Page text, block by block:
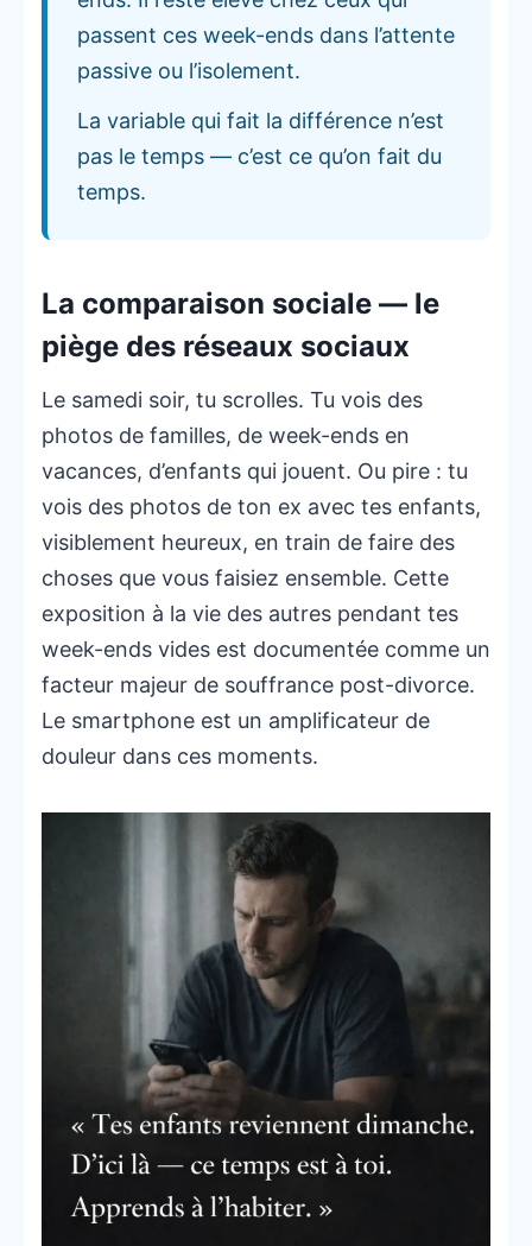
passent ces week-ends dans l’attente
passive ou l’isolement.
La variable qui fait la différence n’est
pas le temps — c’est ce qu’on fait du
temps.
La comparaison sociale — le
piège des réseaux sociaux
Le samedi soir, tu scrolles. Tu vois des
photos de familles, de week-ends en
vacances, d’enfants qui jouent. Ou pire : tu
vois des photos de ton ex avec tes enfants,
visiblement heureux, en train de faire des
choses que vous faisiez ensemble. Cette
exposition à la vie des autres pendant tes
week-ends vides est documentée comme un
facteur majeur de souffrance post-divorce.
Le smartphone est un amplificateur de
douleur dans ces moments.